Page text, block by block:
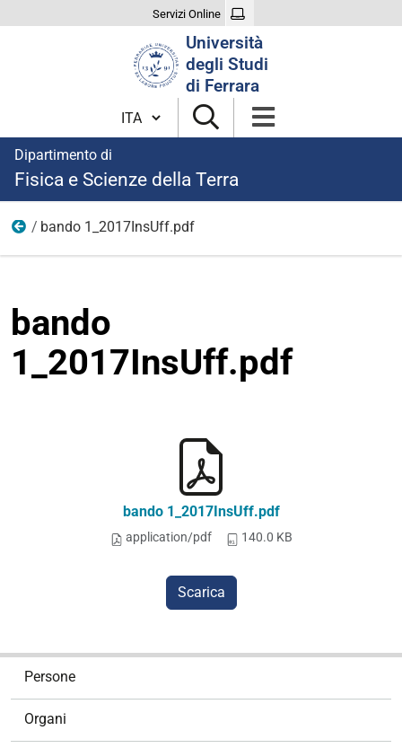
Servizi Online
Università
degli Studi
di Ferrara
Cambia lingua
Dipartimento di
Fisica e Scienze della Terra
anni precedenti
bando 1_2017InsUff.pdf
bando
1_2017InsUff.pdf
bando 1_2017InsUff.pdf
application/pdf 140.0 KB
Scarica
Persone
Organi